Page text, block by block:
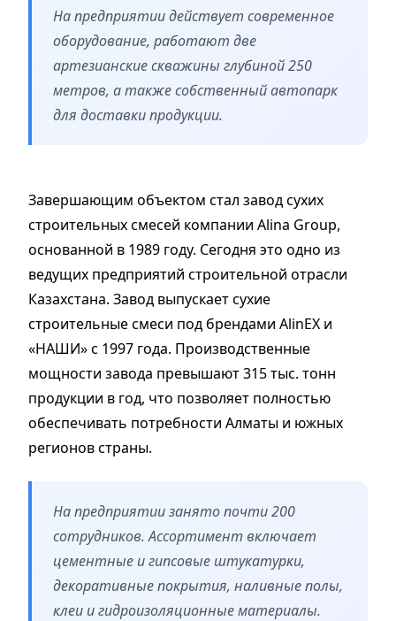
На предприятии действует современное
оборудование, работают две
артезианские скважины глубиной 250
метров, а также собственный автопарк
для доставки продукции.
Завершающим объектом стал завод сухих
строительных смесей компании Alina Group,
основанной в 1989 году. Сегодня это одно из
ведущих предприятий строительной отрасли
Казахстана. Завод выпускает сухие
строительные смеси под брендами AlinEX и
«НАШИ» с 1997 года. Производственные
мощности завода превышают 315 тыс. тонн
продукции в год, что позволяет полностью
обеспечивать потребности Алматы и южных
регионов страны.
На предприятии занято почти 200
сотрудников. Ассортимент включает
цементные и гипсовые штукатурки,
декоративные покрытия, наливные полы,
клеи и гидроизоляционные материалы.